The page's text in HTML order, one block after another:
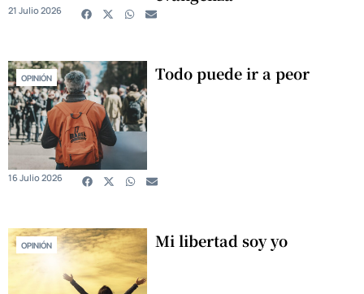
21 Julio 2026
OPINIÓN Todo puede ir a peor
16 Julio 2026
OPINIÓN Mi libertad soy yo